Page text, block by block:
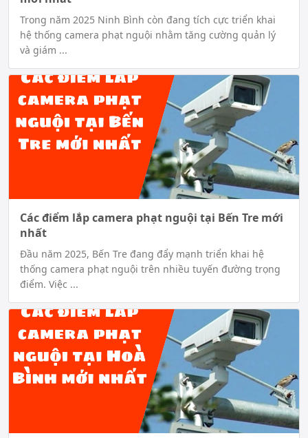
Trong năm 2025 Ninh Bình còn đang tích cực triển khai
hệ thống camera phạt nguội nhằm tăng cường quản lý
và giám ...
Các điểm lắp camera phạt nguội tại Bến Tre mới
nhất
Đầu năm 2025, Bến Tre đang đẩy mạnh triển khai hệ
thống camera phạt nguội trên nhiều tuyến đường trọng
điểm. Việc ...